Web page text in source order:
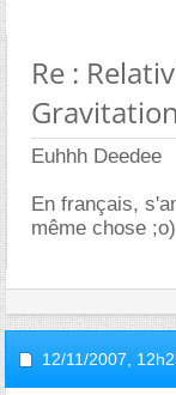
Re :
Euhhh Deedee
En français,
même chose ;o)
12/11/2007,